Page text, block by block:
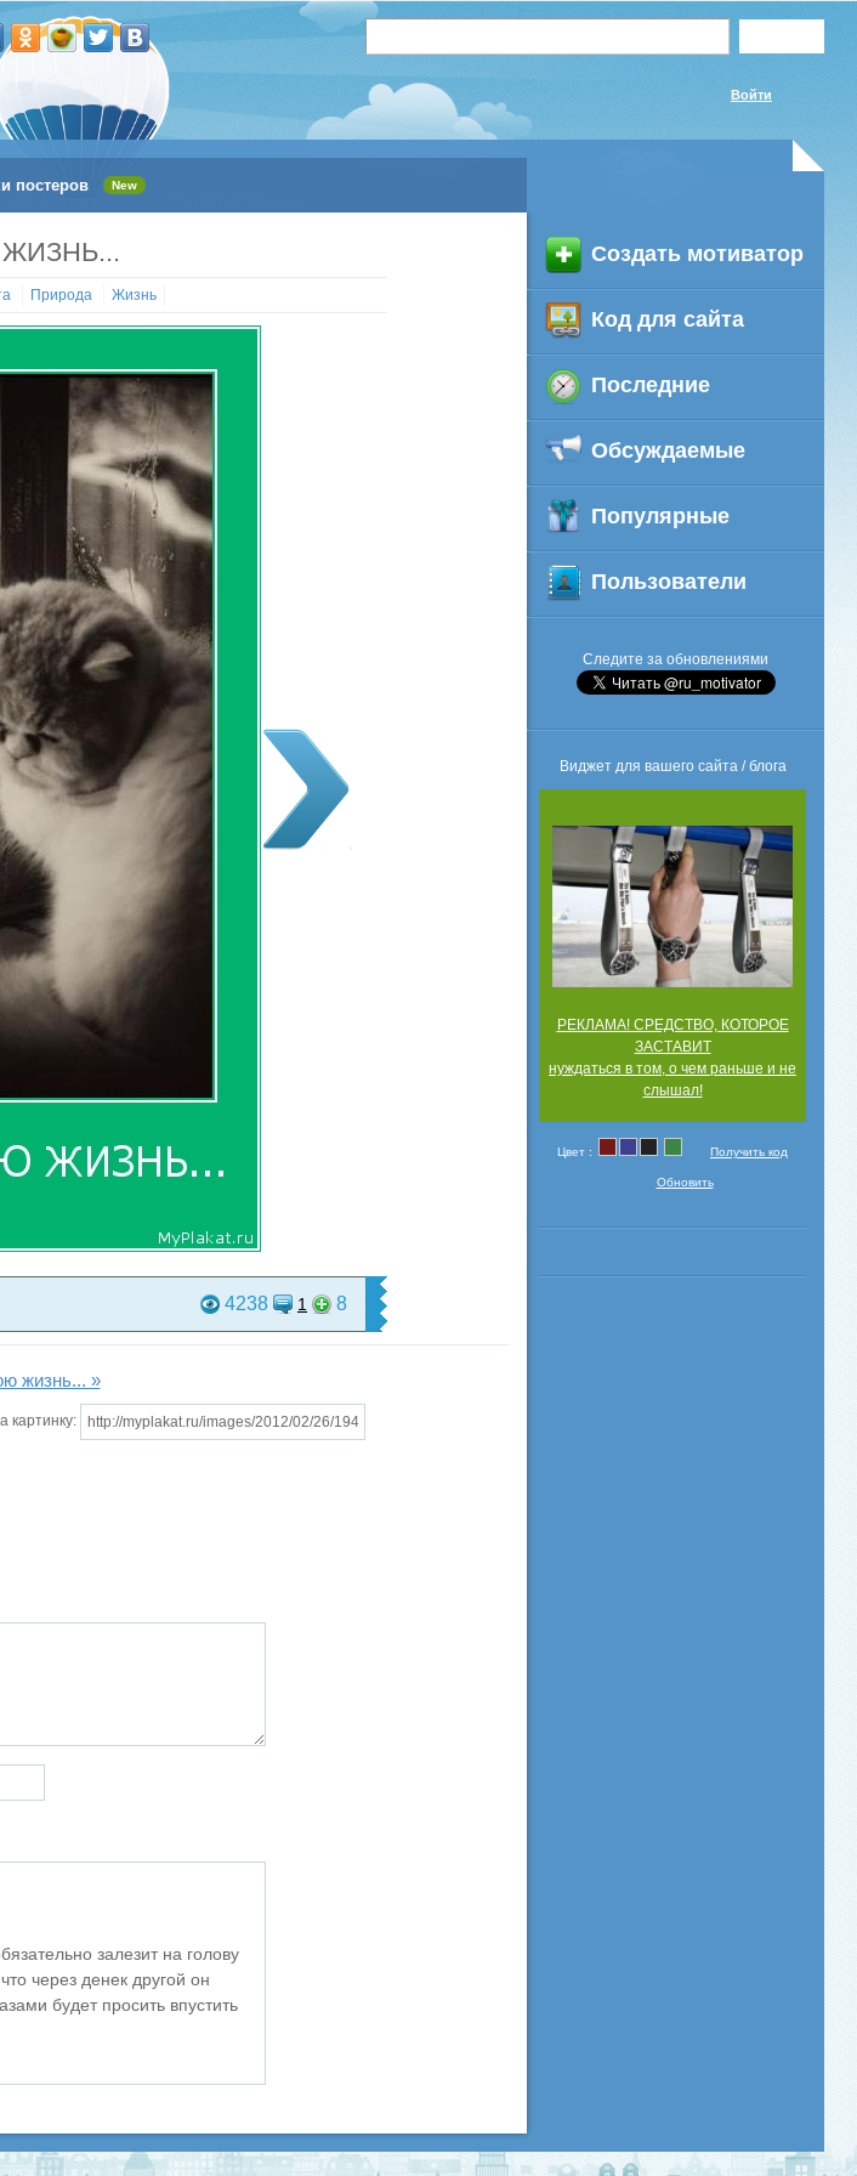
Войти
постеров New
Создать мотиватор
Код для сайта
Последние
Обсуждаемые
Популярные
Пользователи
Следите за обновлениями
Виджет для вашего сайта / блога
РЕКЛАМА! СРЕДСТВО, КОТОРОЕ
ЗАСТАВИТ
нуждаться в том, о чем раньше и не
слышал!
Цвет : Получить код
Обновить
Природа Жизнь
4238 1 8
жизнь... »
картинку:
залезит на голову
через денек другой он
будет просить впустить